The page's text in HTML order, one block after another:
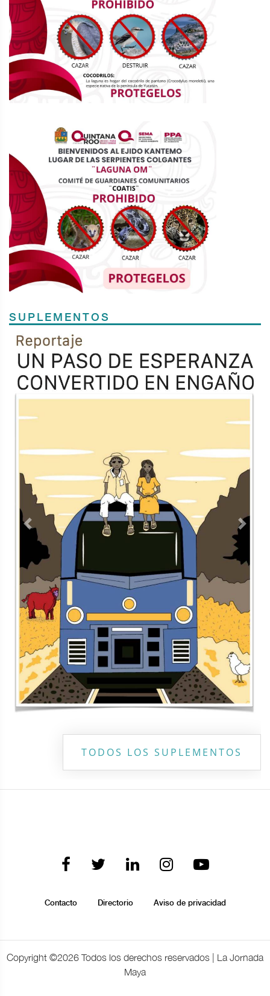
SUPLEMENTOS
Previous
TODOS LOS SUPLEMENTOS
Contacto Directorio Aviso de privacidad
Copyright ©2026 Todos los derechos reservados | La Jornada
Maya